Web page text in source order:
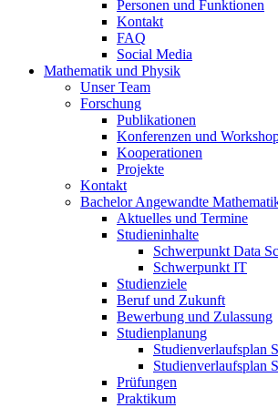
Personen und Funktionen
Kontakt
FAQ
Social Media
Mathematik und Physik
Unser Team
Forschung
Publikationen
Konferenzen und
Kooperationen
Projekte
Kontakt
Bachelor Angewandte
Aktuelles und Termine
Studieninhalte
Schwerpunkt Data
Schwerpunkt IT
Studienziele
Beruf und Zukunft
Bewerbung und Zulassung
Studienplanung
Studienverlaufsplan
Studienverlaufsplan
Prüfungen
Praktikum